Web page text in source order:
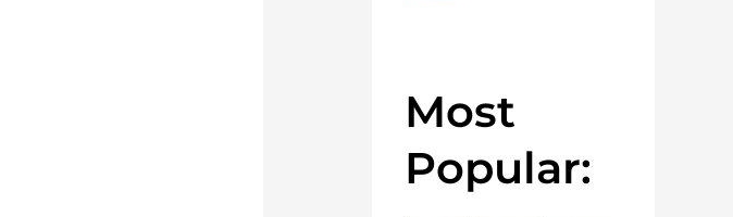
Most
Popular: